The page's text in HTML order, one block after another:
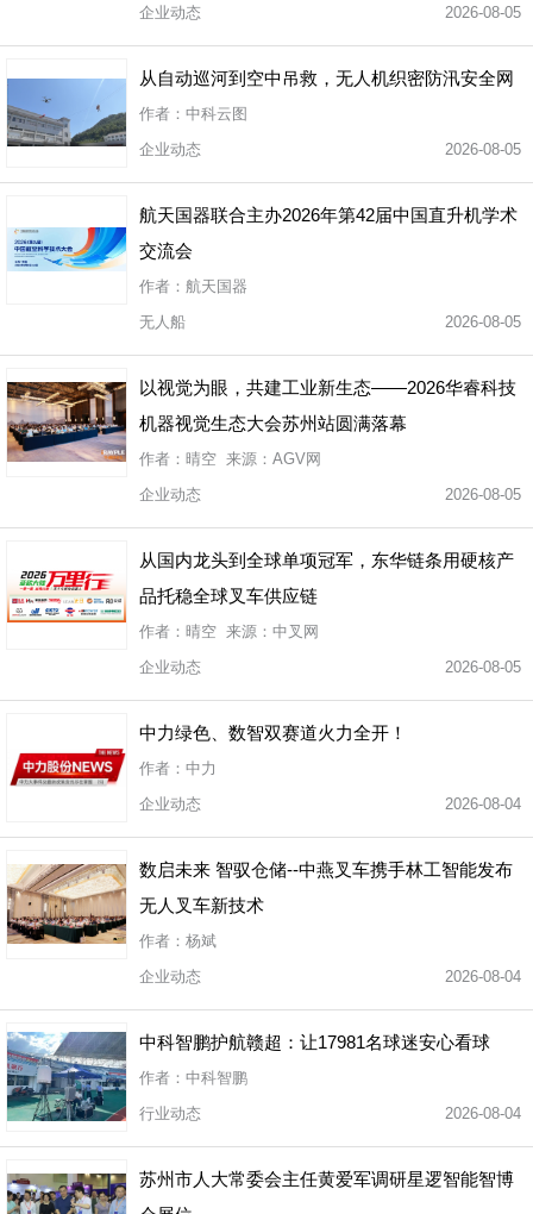
企业动态
2026-08-05
从自动巡河到空中吊救，无人机织密防汛安全网
作者：中科云图
企业动态
2026-08-05
航天国器联合主办2026年第42届中国直升机学术
交流会
作者：航天国器
无人船
2026-08-05
以视觉为眼，共建工业新生态——2026华睿科技
机器视觉生态大会苏州站圆满落幕
作者：晴空 来源：AGV网
企业动态
2026-08-05
从国内龙头到全球单项冠军，东华链条用硬核产
品托稳全球叉车供应链
作者：晴空 来源：中叉网
企业动态
2026-08-05
中力绿色、数智双赛道火力全开！
作者：中力
企业动态
2026-08-04
数启未来 智驭仓储--中燕叉车携手林工智能发布
无人叉车新技术
作者：杨斌
企业动态
2026-08-04
中科智鹏护航赣超：让17981名球迷安心看球
作者：中科智鹏
行业动态
2026-08-04
苏州市人大常委会主任黄爱军调研星逻智能智博